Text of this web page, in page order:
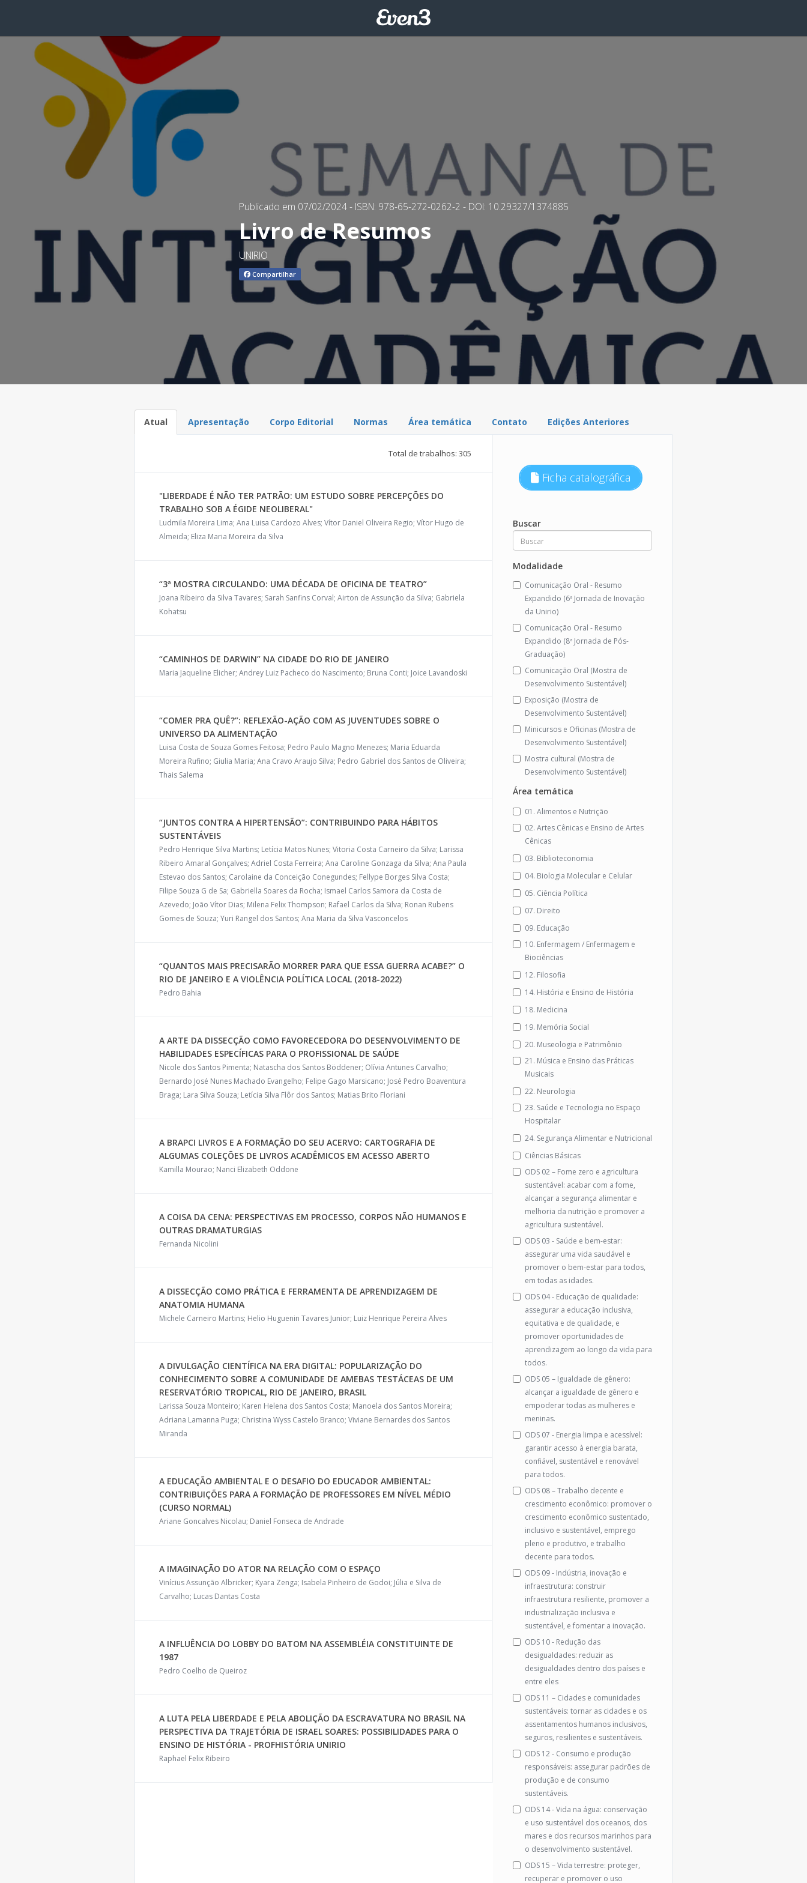
Publicado em 07/02/2024- ISBN: 978-65-272-0262-2 - DOI: 10.29327/1374885
Livro de Resumos
UNIRIO
Compartilhar
Atual Apresentação Corpo Editorial Normas Área temática Contato Edições Anteriores
Total de trabalhos: 305
"LIBERDADE É NÃO TER PATRÃO: UM ESTUDO SOBRE PERCEPÇÕES DO
TRABALHO SOB A ÉGIDE NEOLIBERAL"
Ludmila Moreira Lima; Ana Luisa Cardozo Alves; Vítor Daniel Oliveira Regio; Vítor Hugo de
Almeida; Eliza Maria Moreira da Silva
“3ª MOSTRA CIRCULANDO: UMA DÉCADA DE OFICINA DE TEATRO”
Joana Ribeiro da Silva Tavares; Sarah Sanfins Corval; Airton de Assunção da Silva; Gabriela
Kohatsu
“CAMINHOS DE DARWIN” NA CIDADE DO RIO DE JANEIRO
Maria Jaqueline Elicher; Andrey Luiz Pacheco do Nascimento; Bruna Conti; Joice Lavandoski
“COMER PRA QUÊ?”: REFLEXÃO-AÇÃO COM AS JUVENTUDES SOBRE O
UNIVERSO DA ALIMENTAÇÃO
Luisa Costa de Souza Gomes Feitosa; Pedro Paulo Magno Menezes; Maria Eduarda
Moreira Rufino; Giulia Maria; Ana Cravo Araujo Silva; Pedro Gabriel dos Santos de Oliveira;
Thais Salema
“JUNTOS CONTRA A HIPERTENSÃO”: CONTRIBUINDO PARA HÁBITOS
SUSTENTÁVEIS
Pedro Henrique Silva Martins; Letícia Matos Nunes; Vitoria Costa Carneiro da Silva; Larissa
Ribeiro Amaral Gonçalves; Adriel Costa Ferreira; Ana Caroline Gonzaga da Silva; Ana Paula
Estevao dos Santos; Carolaine da Conceição Conegundes; Fellype Borges Silva Costa;
Filipe Souza G de Sa; Gabriella Soares da Rocha; Ismael Carlos Samora da Costa de
Azevedo; João Vítor Dias; Milena Felix Thompson; Rafael Carlos da Silva; Ronan Rubens
Gomes de Souza; Yuri Rangel dos Santos; Ana Maria da Silva Vasconcelos
“QUANTOS MAIS PRECISARÃO MORRER PARA QUE ESSA GUERRA ACABE?” O
RIO DE JANEIRO E A VIOLÊNCIA POLÍTICA LOCAL (2018-2022)
Pedro Bahia
A ARTE DA DISSECÇÃO COMO FAVORECEDORA DO DESENVOLVIMENTO DE
HABILIDADES ESPECÍFICAS PARA O PROFISSIONAL DE SAÚDE
Nicole dos Santos Pimenta; Natascha dos Santos Böddener; Olívia Antunes Carvalho;
Bernardo José Nunes Machado Evangelho; Felipe Gago Marsicano; José Pedro Boaventura
Braga; Lara Silva Souza; Letícia Silva Flôr dos Santos; Matias Brito Floriani
A BRAPCI LIVROS E A FORMAÇÃO DO SEU ACERVO: CARTOGRAFIA DE
ALGUMAS COLEÇÕES DE LIVROS ACADÊMICOS EM ACESSO ABERTO
Kamilla Mourao; Nanci Elizabeth Oddone
A COISA DA CENA: PERSPECTIVAS EM PROCESSO, CORPOS NÃO HUMANOS E
OUTRAS DRAMATURGIAS
Fernanda Nicolini
A DISSECÇÃO COMO PRÁTICA E FERRAMENTA DE APRENDIZAGEM DE
ANATOMIA HUMANA
Michele Carneiro Martins; Helio Huguenin Tavares Junior; Luiz Henrique Pereira Alves
A DIVULGAÇÃO CIENTÍFICA NA ERA DIGITAL: POPULARIZAÇÃO DO
CONHECIMENTO SOBRE A COMUNIDADE DE AMEBAS TESTÁCEAS DE UM
RESERVATÓRIO TROPICAL, RIO DE JANEIRO, BRASIL
Larissa Souza Monteiro; Karen Helena dos Santos Costa; Manoela dos Santos Moreira;
Adriana Lamanna Puga; Christina Wyss Castelo Branco; Viviane Bernardes dos Santos
Miranda
A EDUCAÇÃO AMBIENTAL E O DESAFIO DO EDUCADOR AMBIENTAL:
CONTRIBUIÇÕES PARA A FORMAÇÃO DE PROFESSORES EM NÍVEL MÉDIO
(CURSO NORMAL)
Ariane Goncalves Nicolau; Daniel Fonseca de Andrade
A IMAGINAÇÃO DO ATOR NA RELAÇÃO COM O ESPAÇO
Vinícius Assunção Albricker; Kyara Zenga; Isabela Pinheiro de Godoi; Júlia e Silva de
Carvalho; Lucas Dantas Costa
A INFLUÊNCIA DO LOBBY DO BATOM NA ASSEMBLÉIA CONSTITUINTE DE
1987
Pedro Coelho de Queiroz
A LUTA PELA LIBERDADE E PELA ABOLIÇÃO DA ESCRAVATURA NO BRASIL NA
PERSPECTIVA DA TRAJETÓRIA DE ISRAEL SOARES: POSSIBILIDADES PARA O
ENSINO DE HISTÓRIA - PROFHISTÓRIA UNIRIO
Raphael Felix Ribeiro
Ficha catalográfica
Buscar
Modalidade
Comunicação Oral - Resumo
Expandido (6ª Jornada de Inovação
da Unirio)
Comunicação Oral - Resumo
Expandido (8ª Jornada de Pós-
Graduação)
Comunicação Oral (Mostra de
Desenvolvimento Sustentável)
Exposição (Mostra de
Desenvolvimento Sustentável)
Minicursos e Oficinas (Mostra de
Desenvolvimento Sustentável)
Mostra cultural (Mostra de
Desenvolvimento Sustentável)
Área temática
01. Alimentos e Nutrição
02. Artes Cênicas e Ensino de Artes
Cênicas
03. Biblioteconomia
04. Biologia Molecular e Celular
05. Ciência Política
07. Direito
09. Educação
10. Enfermagem / Enfermagem e
Biociências
12. Filosofia
14. História e Ensino de História
18. Medicina
19. Memória Social
20. Museologia e Patrimônio
21. Música e Ensino das Práticas
Musicais
22. Neurologia
23. Saúde e Tecnologia no Espaço
Hospitalar
24. Segurança Alimentar e Nutricional
Ciências Básicas
ODS 02 – Fome zero e agricultura
sustentável: acabar com a fome,
alcançar a segurança alimentar e
melhoria da nutrição e promover a
agricultura sustentável.
ODS 03 - Saúde e bem-estar:
assegurar uma vida saudável e
promover o bem-estar para todos,
em todas as idades.
ODS 04 - Educação de qualidade:
assegurar a educação inclusiva,
equitativa e de qualidade, e
promover oportunidades de
aprendizagem ao longo da vida para
todos.
ODS 05 – Igualdade de gênero:
alcançar a igualdade de gênero e
empoderar todas as mulheres e
meninas.
ODS 07 - Energia limpa e acessível:
garantir acesso à energia barata,
confiável, sustentável e renovável
para todos.
ODS 08 – Trabalho decente e
crescimento econômico: promover o
crescimento econômico sustentado,
inclusivo e sustentável, emprego
pleno e produtivo, e trabalho
decente para todos.
ODS 09 - Indústria, inovação e
infraestrutura: construir
infraestrutura resiliente, promover a
industrialização inclusiva e
sustentável, e fomentar a inovação.
ODS 10 - Redução das
desigualdades: reduzir as
desigualdades dentro dos países e
entre eles
ODS 11 – Cidades e comunidades
sustentáveis: tornar as cidades e os
assentamentos humanos inclusivos,
seguros, resilientes e sustentáveis.
ODS 12 - Consumo e produção
responsáveis: assegurar padrões de
produção e de consumo
sustentáveis.
ODS 14 - Vida na água: conservação
e uso sustentável dos oceanos, dos
mares e dos recursos marinhos para
o desenvolvimento sustentável.
ODS 15 – Vida terrestre: proteger,
recuperar e promover o uso